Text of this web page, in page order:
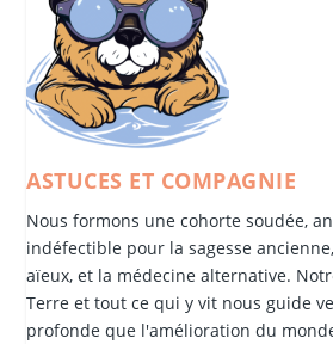
ASTUCES ET COMPAGNIE
Nous formons une cohorte soudée,
indéfectible pour la sagesse
aïeux, et la médecine alternative.
Terre et tout ce qui y vit nous guide
profonde que l'amélioration du